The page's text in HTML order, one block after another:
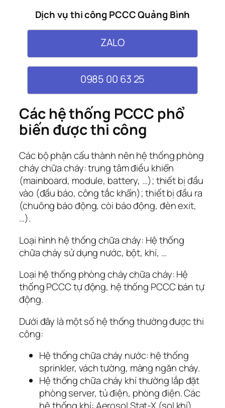
Dịch vụ thi công PCCC Quảng Bình
ZALO
0985 00 63 25
Các hệ thống PCCC phổ
biến được thi công
Các bộ phận cấu thành nên hệ thống phòng
cháy chữa cháy: trung tâm điều khiển
(mainboard, module, battery, …); thiết bị đầu
vào (đầu báo, công tắc khẩn); thiết bị đầu ra
(chuông báo động, còi báo động, đèn exit,
…).
Loại hình hệ thống chữa cháy: Hệ thống
chữa cháy sử dụng nước, bột, khí, …
Loại hệ thống phòng cháy chữa cháy: Hệ
thống PCCC tự động, hệ thống PCCC bán tự
động.
Dưới đây là một số hệ thống thường được thi
công:
Hệ thống chữa cháy nước: hệ thống
sprinkler, vách tường, màng ngăn cháy.
Hệ thống chữa cháy khí thường lắp đặt
phòng server, tủ điện, phòng điện. Các